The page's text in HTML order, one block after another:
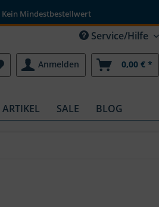
Kein Mindestbestellwert
Service/Hilfe
Anmelden 0,00 € *
SALE BLOG